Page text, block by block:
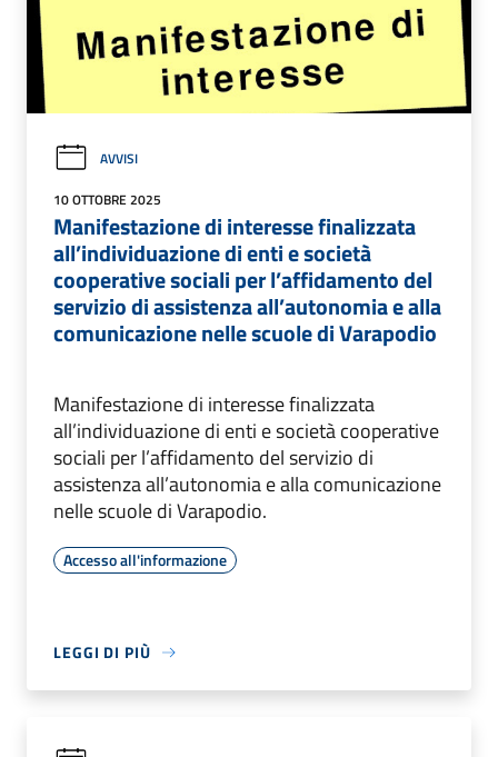
AVVISI
10 OTTOBRE 2025
Manifestazione di interesse finalizzata
all’individuazione di enti e società
cooperative sociali per l’affidamento del
servizio di assistenza all’autonomia e alla
comunicazione nelle scuole di Varapodio
Manifestazione di interesse finalizzata
all’individuazione di enti e società cooperative
sociali per l’affidamento del servizio di
assistenza all’autonomia e alla comunicazione
nelle scuole di Varapodio.
Accesso all'informazione
LEGGI DI PIÙ